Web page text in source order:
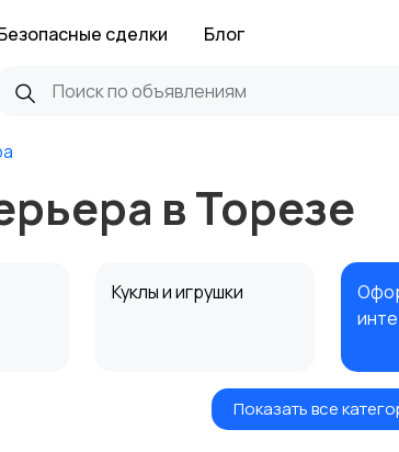
сделки Блог
в Торезе
Куклы и игрушки
Показать все